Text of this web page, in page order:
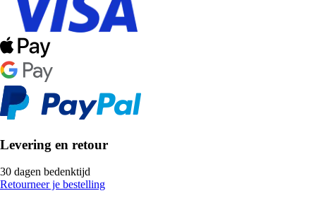
Levering en retour
30 dagen bedenktijd
Retourneer je bestelling